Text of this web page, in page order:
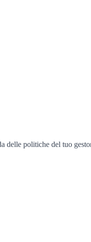
delle politiche del tuo